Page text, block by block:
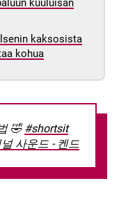
kuuluisan
kaksosista
kohua
🤣#shortsit
사운드 - 켄드